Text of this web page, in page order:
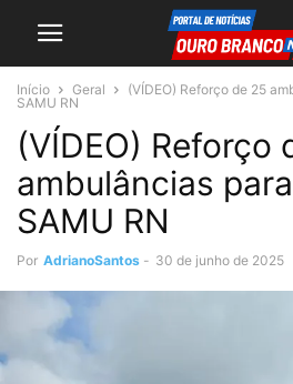
Início Geral
(VÍDEO) Reforço de 25
SAMU RN
(VÍDEO) Reforço
ambulâncias
SAMU RN
Por AdrianoSantos - 30 de junho de 2025